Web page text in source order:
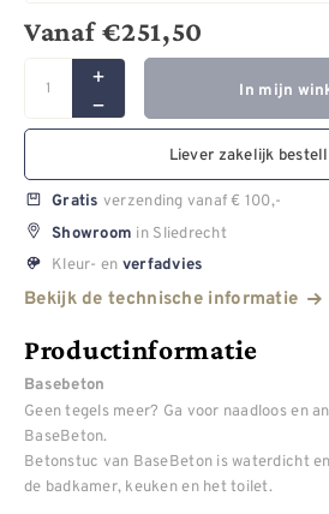
Vanaf€251,50
In mijn
Liever zakelijk
Gratis verzending vanaf € 100,-
Showroom in Sliedrecht
Kleur- en verfadvies
Bekijk de technische informatie
Productinformatie
Basebeton
Geen tegels meer? Ga voor naadloos en
BaseBeton.
Betonstuc van BaseBeton is waterdicht
de badkamer, keuken en het toilet.